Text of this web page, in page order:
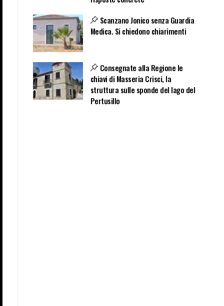
Scanzano Jonico senza Guardia
Medica. Si chiedono chiarimenti
Consegnate alla Regione le
chiavi di Masseria Crisci, la
struttura sulle sponde del lago del
Pertusillo